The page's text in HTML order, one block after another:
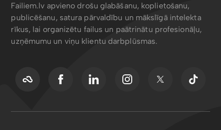
Failiem.lv apvieno drošu glabāšanu, koplietošanu,
publicēšanu, satura pārvaldību un mākslīgā intelekta
rīkus, lai organizētu failus un paātrinātu profesionāļu,
uzņēmumu un viņu klientu darbplūsmas.